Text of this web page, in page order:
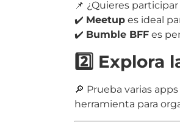
📌 ¿Quieres
✔️ Meetup es ideal
✔️ Bumble BFF es
2️⃣ Explora
🔎 Prueba varias
herramienta para